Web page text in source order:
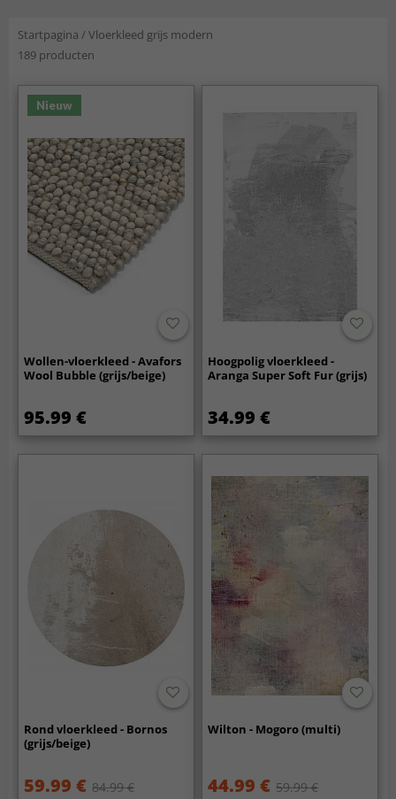
Startpagina /Vloerkleed grijs modern
189 producten
Nieuw
Wollen-vloerkleed - Avafors
Wool Bubble (grijs/beige)
95.99 €
Hoogpolig vloerkleed -
Aranga Super Soft Fur (grijs)
34.99 €
Rond vloerkleed - Bornos
(grijs/beige)
59.99 € 84.99 €
Wilton - Mogoro (multi)
44.99 € 59.99 €